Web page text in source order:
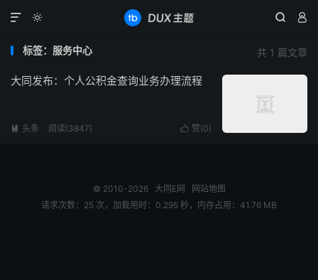
  

共 1 篇文章
标签：服务中心
大同发布：个人公积金查询业务办理流程
 赞(0)
 头条 阅读(3847)
© 2010-2026 大同E网
网站地图
请求次数：25 次，加载用时：0.295 秒，内存占用：41.76 MB